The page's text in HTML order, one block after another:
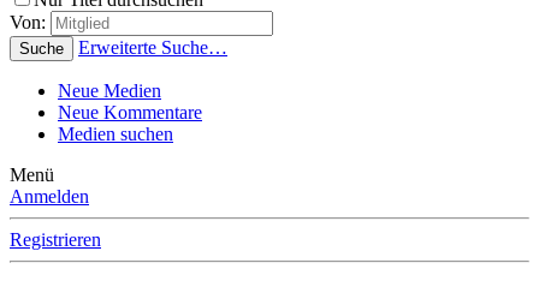
Von:
Suche Erweiterte Suche…
Neue Medien
Neue Kommentare
Medien suchen
Menü
Anmelden
Registrieren